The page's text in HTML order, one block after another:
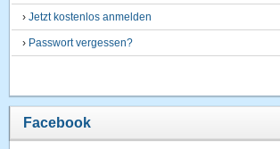
›Jetzt kostenlos anmelden
› Passwort vergessen?
Facebook